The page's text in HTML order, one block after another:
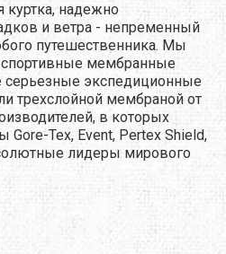
надежно
и ветра - непременный
путешественника. Мы
спортивные мембранные
серьезные экспедиционные
трехслойной мембраной от
в которых
Tex, Event, Pertex Shield,
лидеры мирового